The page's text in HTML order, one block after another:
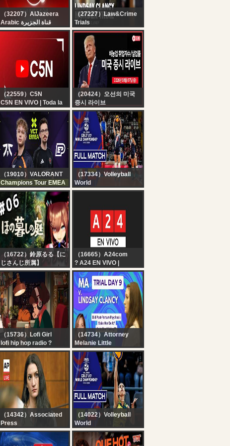
（32207）AlJazeera
Arabic قناة الجزيرة
البث الحي لقناة الجزيرة |
التغطية مستمرة
（27227）Law&Crime
Trials
LIVE: Lindsay Clancy
Murder Trial — MA v.
Lindsay Clancy — Day
（22559）C5N
C5N EN VIVO | Toda la
información en un solo
lugar | Seguí la
transmisión las 24
horas
（20424）오선의 미국
증시 라이브
[생방송] 비농업 취업자
수, 실업률 ｜ 트럼프, ‘협
상 진전’ vs 이란 ‘미국 선
박 통항 금지’ ｜ 알리바
바, 오픈소스AI 전략 변경
｜ - 오선의 미국 증시 라
이브
（19010）VALORANT
Champions Tour EMEA
FNC vs EP - VCT EMEA
2026 Stage 2 - W4D2
（17334）Volleyball
World
Peru vs. Venezuela -
World Championship -
（16722）鈴原るる【に
じさんじ所属】
【ほの暮しの庭】#06
ほのぼの・・？スローラ
イフ生活
ッ・・・！！！！！【に
じさんじ/鈴原るる 】
（16665）A24com
? A24 EN VIVO |
Noticias de Argentina y
el mundo las 24 horas
（15736）Lofi Girl
lofi hip hop radio ?
beats to relax/study to
（14734）Attorney
Melanie Little
LIVE?Day 9 LINDSAY
CLANCY Trial?The
Prescribers
（14342）Associated
Press
LIVE: Lindsay Clancy
trial Day 9
（14022）Volleyball
World
Brazil vs. Poland - Pool
Play | Girls' U17 World